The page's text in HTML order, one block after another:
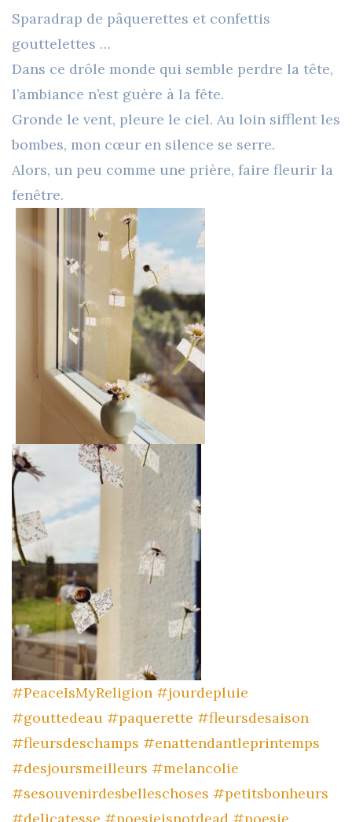
Sparadrap de pâquerettes et confettis
gouttelettes …
Dans ce drôle monde qui semble perdre la tête,
l’ambiance n’est guère à la fête.
Gronde le vent, pleure le ciel. Au loin sifflent les
bombes, mon cœur en silence se serre.
Alors, un peu comme une prière, faire fleurir la
fenêtre.
#PeaceIsMyReligion #jourdepluie
#gouttedeau #paquerette #fleursdesaison
#fleursdeschamps #enattendantleprintemps
#desjoursmeilleurs #melancolie
#sesouvenirdesbelleschoses #petitsbonheurs